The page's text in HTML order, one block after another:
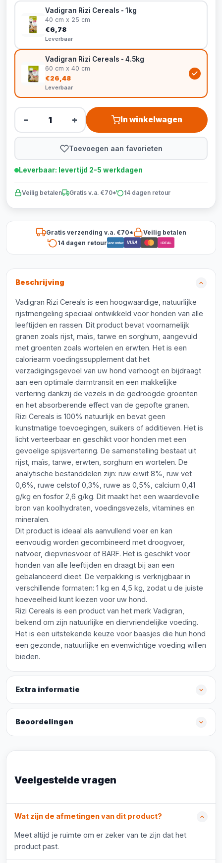
Vadigran Rizi Cereals - 1kg
40 cm x 25 cm
€6,78
Leverbaar
Vadigran Rizi Cereals - 4.5kg
60 cm x 40 cm
€26,48
Leverbaar
− + In winkelwagen
Toevoegen aan favorieten
Leverbaar: levertijd 2-5 werkdagen
Veilig betalen Gratis v.a. €70* 14 dagen retour
Gratis verzending v.a. €70*
Veilig betalen
14 dagen retourBancontact VISA iDEAL
Beschrijving
Vadigran Rizi Cereals is een hoogwaardige, natuurlijke
rijstmengeling speciaal ontwikkeld voor honden van alle
leeftijden en rassen. Dit product bevat voornamelijk
granen zoals rijst, maïs, tarwe en sorghum, aangevuld
met groenten zoals wortelen en erwten. Het is een
caloriearm voedingssupplement dat het
verzadigingsgevoel van uw hond verhoogt en bijdraagt
aan een optimale darmtransit en een makkelijke
vertering dankzij de vezels in de gedroogde groenten
en het absorberende effect van de gepofte granen.
Rizi Cereals is 100% natuurlijk en bevat geen
kunstmatige toevoegingen, suikers of additieven. Het is
licht verteerbaar en geschikt voor honden met een
gevoelige spijsvertering. De samenstelling bestaat uit
rijst, maïs, tarwe, erwten, sorghum en wortelen. De
analytische bestanddelen zijn: ruw eiwit 8%, ruw vet
0,6%, ruwe celstof 0,3%, ruwe as 0,5%, calcium 0,41
g/kg en fosfor 2,6 g/kg. Dit maakt het een waardevolle
bron van koolhydraten, voedingsvezels, vitamines en
mineralen.
Dit product is ideaal als aanvullend voer en kan
eenvoudig worden gecombineerd met droogvoer,
natvoer, diepvriesvoer of BARF. Het is geschikt voor
honden van alle leeftijden en draagt bij aan een
gebalanceerd dieet. De verpakking is verkrijgbaar in
verschillende formaten: 1 kg en 4,5 kg, zodat u de juiste
hoeveelheid kunt kiezen voor uw hond.
Rizi Cereals is een product van het merk Vadigran,
bekend om zijn natuurlijke en diervriendelijke voeding.
Het is een uitstekende keuze voor baasjes die hun hond
een gezonde, natuurlijke en evenwichtige voeding willen
bieden.
Extra informatie
Beoordelingen
Veelgestelde vragen
Wat zijn de afmetingen van dit product?
Meet altijd je ruimte om er zeker van te zijn dat het
product past.